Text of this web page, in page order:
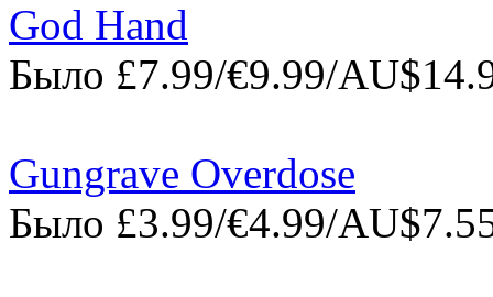
God Hand
Было £7.99/€9.99/
Gungrave Overdose
Было £3.99/€4.99/